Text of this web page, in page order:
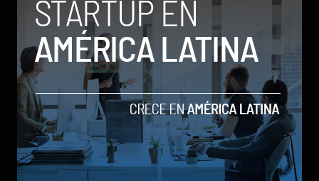
Source Meridian eleva el estándar en healthtech y
logra la certificación de ciberseguridad HITRUST e1
by Social Geek
Tech
24 de julio de 2026